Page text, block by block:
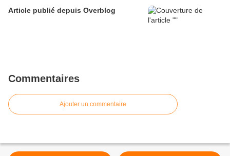
Article publié depuis Overblog
Commentaires
Ajouter un commentaire